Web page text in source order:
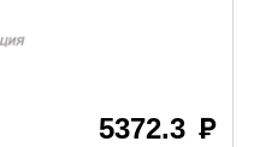
5372.3 руб